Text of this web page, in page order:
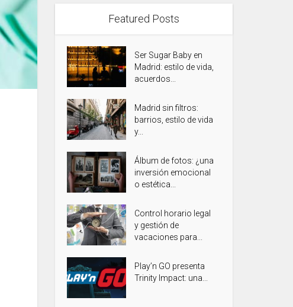
Featured Posts
Ser Sugar Baby en
Madrid: estilo de vida,
acuerdos...
Madrid sin filtros:
barrios, estilo de vida
y...
Álbum de fotos: ¿una
inversión emocional
o estética...
Control horario legal
y gestión de
vacaciones para...
Play’n GO presenta
Trinity Impact: una...